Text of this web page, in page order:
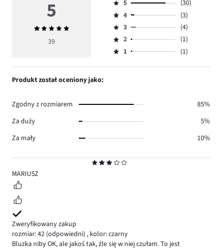
3
MARIUSZ
Zweryfikowany zakup
rozmiar: 42 (odpowiedni) , kolor: czarny
Bluzka niby OK, ale jakoś tak, źle się w niej czułam. To jest
5
Średnia
ocena
39
Ocena
5,
ilość
głosów
30.
5
(30)
Ocena
4,
ilość
głosów
4
(3)
Ocena
3,
ilość
3
(4)
Ocena
2,
2
(1)
Ocena
1,
1 (1)
Produkt został oceniony jako:
Zgodny z rozmiarem
85%
Za duży
5%
Za mały
10%